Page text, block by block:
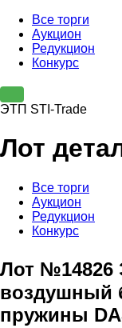
Все торги
Аукцион
Редукцион
Конкурс
ЭТП STI-Trade
Лот
Все торги
Аукцион
Редукцион
Конкурс
Лот №14826
воздушный
пружины